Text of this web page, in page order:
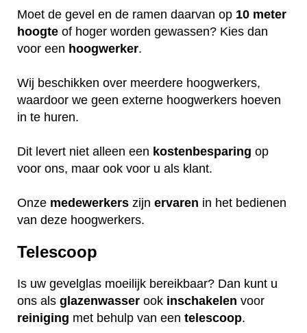
Moet de gevel en de ramen daarvan op 10 meter
hoogte of hoger worden gewassen? Kies dan
voor een hoogwerker.
Wij beschikken over meerdere hoogwerkers,
waardoor we geen externe hoogwerkers hoeven
in te huren.
Dit levert niet alleen een kostenbesparing op
voor ons, maar ook voor u als klant.
Onze medewerkers zijn ervaren in het bedienen
van deze hoogwerkers.
Telescoop
Is uw gevelglas moeilijk bereikbaar? Dan kunt u
ons als glazenwasser ook inschakelen voor
reiniging met behulp van een telescoop.